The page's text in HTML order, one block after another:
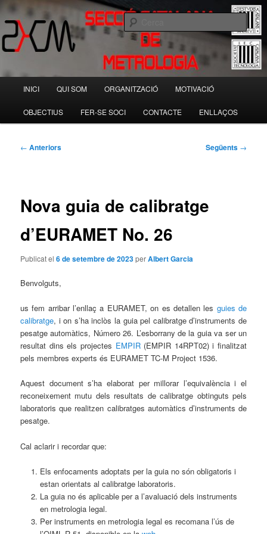
Aneu
al
contingut
principalSecció Catalana de Metrologia
Societat Catalana de Tecnologia
Cerca
principal
INICI QUI SOM ORGANITZACIÓ MOTIVACIÓ
OBJECTIUS FER-SE SOCI CONTACTE ENLLAÇOS
Navegació
← Anteriors Següents →
Nova guia de calibratge
d’EURAMET No. 26
Publicat el6 de setembre de 2023perAlbert Garcia
Benvolguts,
us fem arribar l’enllaç a EURAMET, on es detallen les guies de
calibratge, i on s’ha inclòs la guia pel calibratge d’instruments de
pesatge automàtics, Número 26. L’esborrany de la guia va ser un
resultat dins els projectes EMPIR(EMPIR 14RPT02) i finalitzat
pels membres experts és EURAMET TC-M Project 1536.
Aquest document s’ha elaborat per millorar l’equivalència i el
reconeixement mutu dels resultats de calibratge obtinguts pels
laboratoris que realitzen calibratges automàtics d’instruments de
pesatge.
Cal aclarir i recordar que:
Els enfocaments adoptats per la guia no són obligatoris i
estan orientats al calibratge laboratoris.
La guia no és aplicable per a l’avaluació dels instruments
en metrologia legal.
Per instruments en metrologia legal es recomana l’ús de